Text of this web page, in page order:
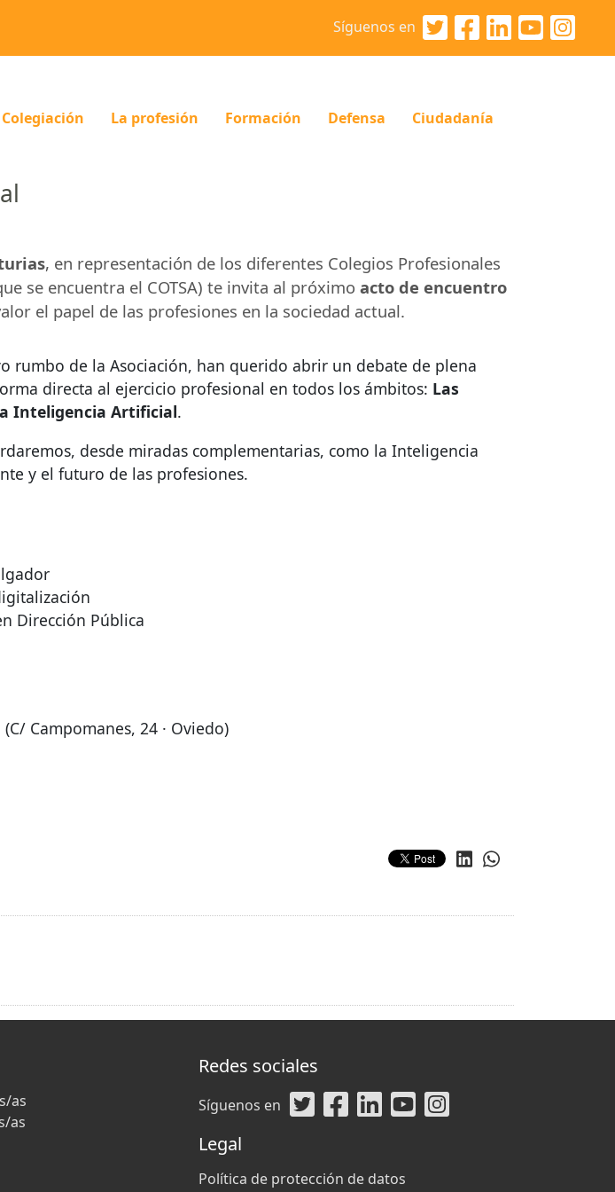
Síguenos en
Colegiación La profesión Formación Defensa Ciudadanía
, en representación de los diferentes Colegios Profesionales
se encuentra el COTSA) te invita al próximo acto de encuentro
el papel de las profesiones en la sociedad actual.
rumbo de la Asociación, han querido abrir un debate de plena
directa al ejercicio profesional en todos los ámbitos: Las
Inteligencia Artificial.
desde miradas complementarias, como la Inteligencia
y el futuro de las profesiones.
Dirección Pública
Campomanes, 24 · Oviedo)
as
as
Redes sociales
Síguenos en
Legal
Política de protección de datos